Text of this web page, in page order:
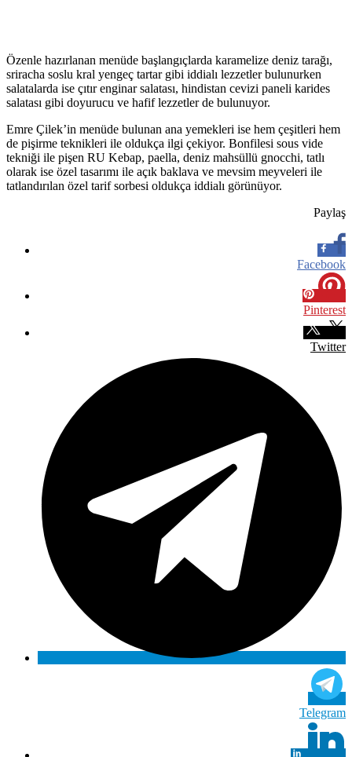
Özenle hazırlanan menüde başlangıçlarda karamelize deniz tarağı,
sriracha soslu kral yengeç tartar gibi iddialı lezzetler bulunurken
salatalarda ise çıtır enginar salatası, hindistan cevizi paneli karides
salatası gibi doyurucu ve hafif lezzetler de bulunuyor.
Emre Çilek’in menüde bulunan ana yemekleri ise hem çeşitleri hem
de pişirme teknikleri ile oldukça ilgi çekiyor. Bonfilesi sous vide
tekniği ile pişen RU Kebap, paella, deniz mahsüllü gnocchi, tatlı
olarak ise özel tasarımı ile açık baklava ve mevsim meyveleri ile
tatlandırılan özel tarif sorbesi oldukça iddialı görünüyor.
Paylaş
Facebook
Pinterest
Twitter
Telegram